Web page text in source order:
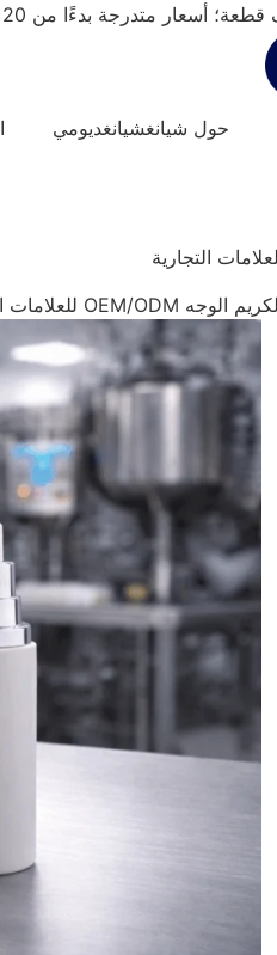
حول شيانغشيانغديومي